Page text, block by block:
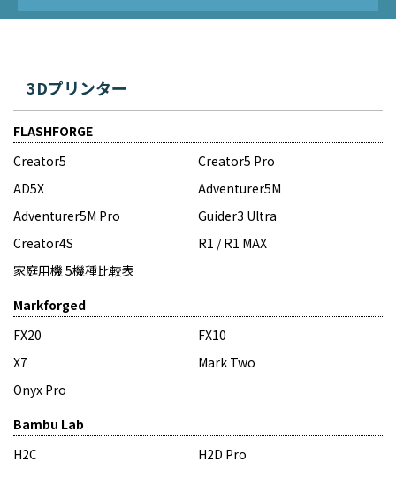
3Dプリンター
FLASHFORGE
Creator5
Creator5 Pro
AD5X
Adventurer5M
Adventurer5M Pro
Guider3 Ultra
Creator4S
R1 / R1 MAX
家庭用機 5機種比較表
Markforged
FX20
FX10
X7
Mark Two
Onyx Pro
Bambu Lab
H2C
H2D Pro